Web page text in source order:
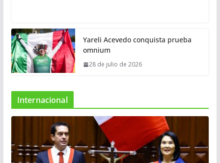
Yareli Acevedo conquista prueba
omnium
28 de julio de 2026
Internacional